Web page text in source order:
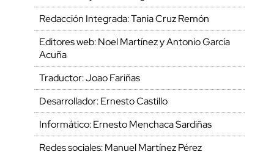
Redacción Integrada: Tania Cruz Remón
Editores web: Noel Martínez y Antonio García
Acuña
Traductor: Joao Fariñas
Desarrollador: Ernesto Castillo
Informático: Ernesto Menchaca Sardiñas
Redes sociales: Manuel Martínez Pérez